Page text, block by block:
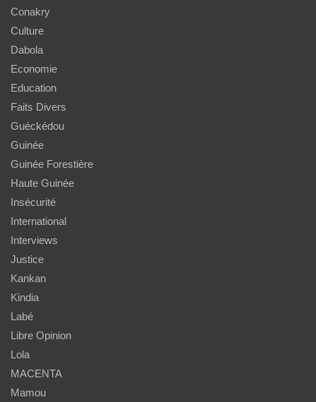
Conakry
Culture
Dabola
Economie
Education
Faits Divers
Guéckédou
Guinée
Guinée Forestière
Haute Guinée
Insécurité
International
Interviews
Justice
Kankan
Kindia
Labé
Libre Opinion
Lola
MACENTA
Mamou